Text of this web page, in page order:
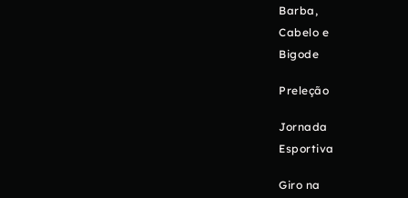
Barba,
Cabelo e
Bigode
Preleção
Jornada
Esportiva
Giro na